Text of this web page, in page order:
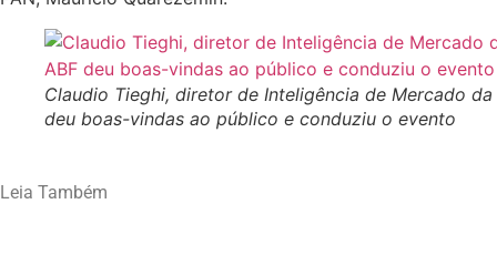
Claudio Tieghi, diretor de Inteligência de Mercado da
deu boas-vindas ao público e conduziu o evento
Leia Também